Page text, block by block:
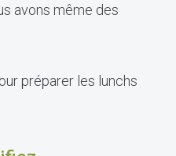
avons même des
préparer les lunchs